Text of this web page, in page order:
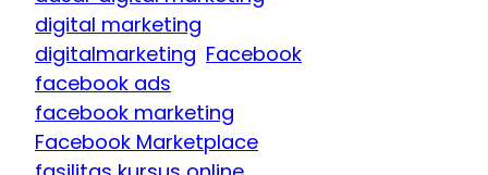
digital marketing
digitalmarketing Facebook
facebook ads
facebook marketing
Facebook Marketplace